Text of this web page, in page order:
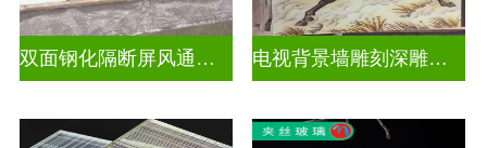
双面钢化隔断屏风通电深雕浮雕玻璃 电视背景墙雕刻深雕玻璃